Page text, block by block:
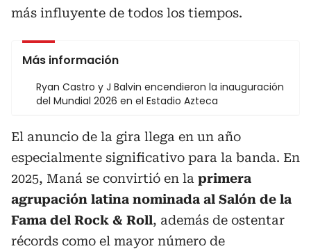
más influyente de todos los tiempos.
Más información
Ryan Castro y J Balvin encendieron la inauguración
del Mundial 2026 en el Estadio Azteca
El anuncio de la gira llega en un año
especialmente significativo para la banda. En
2025, Maná se convirtió en la primera
agrupación latina nominada al Salón de la
Fama del Rock & Roll, además de ostentar
récords como el mayor número de